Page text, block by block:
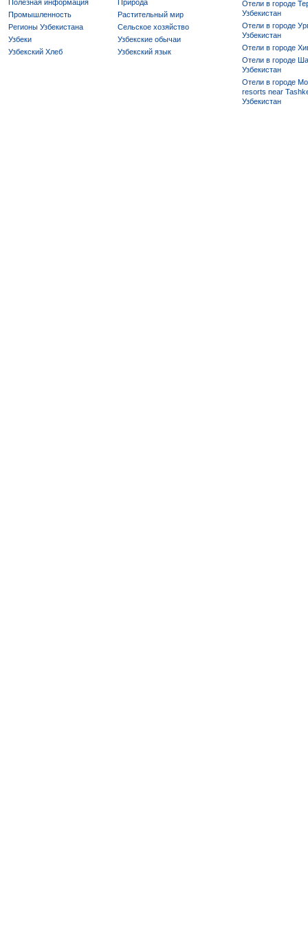
Полезная информация
Природа
Промышленность
Растительный мир
Регионы Узбекистана
Сельское хозяйство
Узбеки
Узбекские обычаи
Узбекский Хлеб
Узбекский язык
Отели в городе
Узбекистан
Отели в городе
Узбекистан
Отели в городе
Отели в городе
Узбекистан
Отели в городе
resorts near
Узбекистан